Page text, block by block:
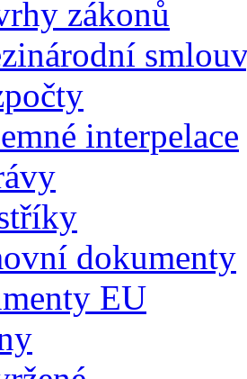
zákonů
interpelace
dokumenty
EU